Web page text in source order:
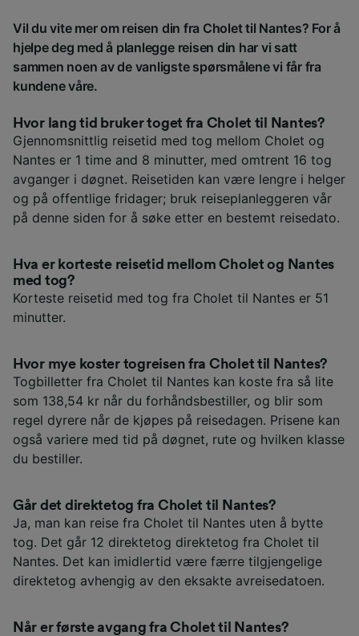
Vil du vite mer om reisen din fra Cholet til Nantes? For å
hjelpe deg med å planlegge reisen din har vi satt
sammen noen av de vanligste spørsmålene vi får fra
kundene våre.
Hvor lang tid bruker toget fra Cholet til Nantes?
Gjennomsnittlig reisetid med tog mellom Cholet og
Nantes er 1 time and 8 minutter, med omtrent 16 tog
avganger i døgnet. Reisetiden kan være lengre i helger
og på offentlige fridager; bruk reiseplanleggeren vår
på denne siden for å søke etter en bestemt reisedato.
Hva er korteste reisetid mellom Cholet og Nantes
med tog?
Korteste reisetid med tog fra Cholet til Nantes er 51
minutter.
Hvor mye koster togreisen fra Cholet til Nantes?
Togbilletter fra Cholet til Nantes kan koste fra så lite
som 138,54 kr når du forhåndsbestiller, og blir som
regel dyrere når de kjøpes på reisedagen. Prisene kan
også variere med tid på døgnet, rute og hvilken klasse
du bestiller.
Går det direktetog fra Cholet til Nantes?
Ja, man kan reise fra Cholet til Nantes uten å bytte
tog. Det går 12 direktetog direktetog fra Cholet til
Nantes. Det kan imidlertid være færre tilgjengelige
direktetog avhengig av den eksakte avreisedatoen.
Når er første avgang fra Cholet til Nantes?